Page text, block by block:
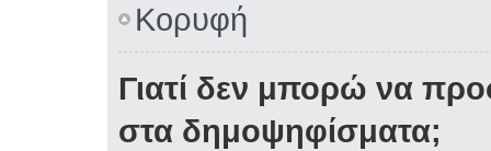
Κορυφή
Γιατί δεν μπορώ να
στα δημοψηφίσματα;